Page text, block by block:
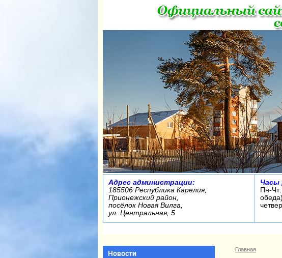
Адрес администрации:
185506 Республика Карелия,
Прионежский район,
посёлок Новая Вилга,
ул. Центральная, 5
Часы
Пн-
Новости
Главная